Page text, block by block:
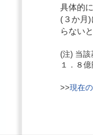
具体的
(３か月
らない
(注) 当該
１．８
>>現在